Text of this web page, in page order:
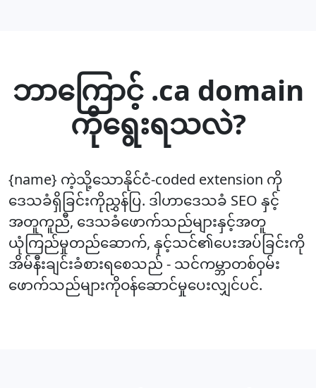
ဘာကြောင့် .ca domain
ကိုရွေးရသလဲ?
{name} ကဲ့သို့သောနိုင်ငံ-coded extension ကို
ဒေသခံရှိခြင်းကိုညွှန်ပြ. ဒါဟာဒေသခံ SEO နှင့်
အတူကူညီ, ဒေသခံဖောက်သည်များနှင့်အတူ
ယုံကြည်မှုတည်ဆောက်, နှင့်သင်၏ပေးအပ်ခြင်းကို
အိမ်နီးချင်းခံစားရစေသည် - သင်ကမ္ဘာတစ်ဝှမ်း
ဖောက်သည်များကိုဝန်ဆောင်မှုပေးလျှင်ပင်.